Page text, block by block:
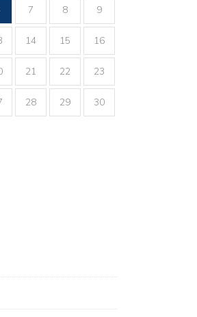
7 8 9
14 15 16
21 22 23
28 29 30